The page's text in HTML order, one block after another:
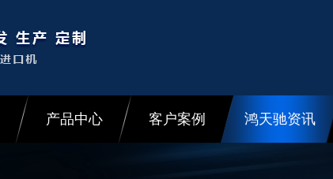
产品中心 客户案例 鸿天驰资讯